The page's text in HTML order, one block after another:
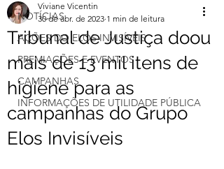
NOTÍCIAS
AÇÕES DO ELOS INVISÍVEIS
PREMIAÇÕES E EVENTOS
CAMPANHAS
INFORMAÇÕES DE UTILIDADE PÚBLICA
Tribunal de Justiça doou
mais de 13 mil itens de
higiene para as
campanhas do Grupo
Elos Invisíveis
Viviane Vicentin
30 de abr. de 2023 1 min de leitura